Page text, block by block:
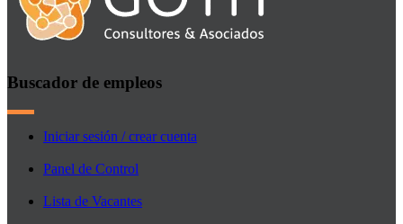
Buscador de empleos
Iniciar sesión / crear cuenta
Panel de Control
Lista de Vacantes